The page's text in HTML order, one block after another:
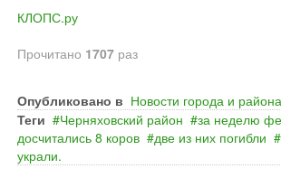
КЛОПС.ру
Прочитано 1707 раз
Опубликовано в Новости города и района
Теги
Черняховский район
за неделю
досчитались 8 коров
две из них погибли
украли.